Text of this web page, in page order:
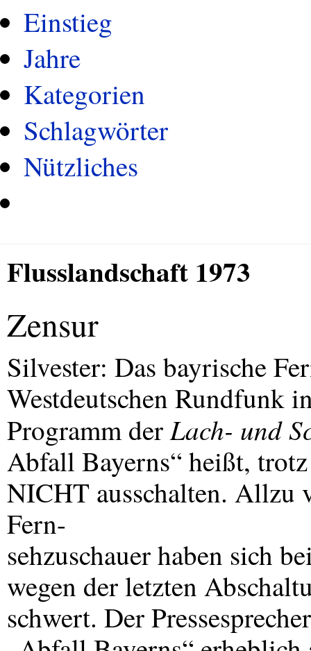
Einstieg
Jahre
Kategorien
Schlagwörter
Nützliches
Flusslandschaft 1973
Zensur
Silvester: Das bayrische
Westdeutschen Rundfunk
Programm derLach- und
Abfall Bayerns“ heißt,
NICHT ausschalten. Allzu
Fern-
sehzuschauer haben sich
wegen der letzten
schwert. Der